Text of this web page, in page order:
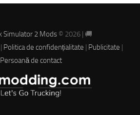
Simulator 2 Mods© 2026 | 🚚
| Politica de confidențialitate | Publicitate |
Persoană de contact